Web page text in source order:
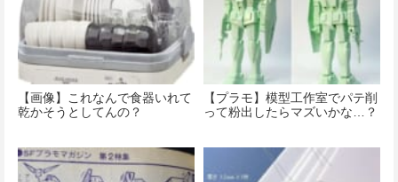
【画像】これなんで食器いれて
乾かそうとしてんの？
【プラモ】模型工作室でパテ削
って粉出したらマズいかな…？